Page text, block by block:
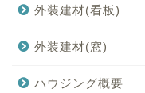
外装建材(看板)
外装建材(窓)
ハウジング概要